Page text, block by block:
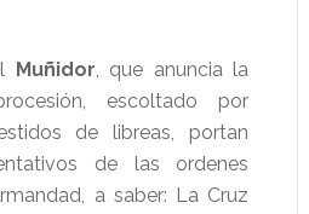
Muñidor, que anuncia la
escoltado por
de libreas, portan
de las ordenes
a saber: La Cruz